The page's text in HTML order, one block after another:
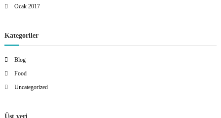
Ocak 2017
Kategoriler
Blog
Food
Uncategorized
Üst veri